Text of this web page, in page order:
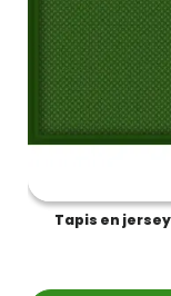
Tapis en